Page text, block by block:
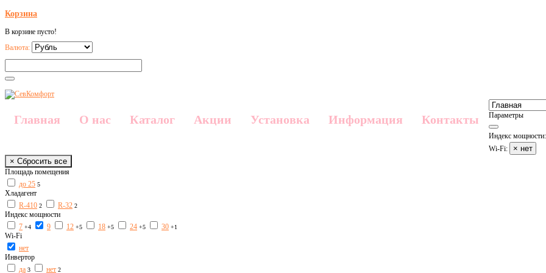
Корзина
В корзине пусто!
Валюта:
Главная О нас Каталог Акции Установка Информация Контакты Параметры
Индекс мощности:
Wi-Fi:
× нет
× Сбросить все
Площадь помещения
до 25 5
Хладагент
R-410 2 R-32 2
Индекс мощности
7 +4 9 12 +5 18 +5 24 +5 30 +1
Wi-Fi
нет
Инвертор
да 3 нет 2